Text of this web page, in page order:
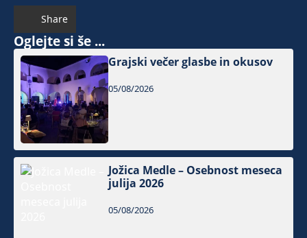
Share
Oglejte si še ...
Grajski večer glasbe in okusov
05/08/2026
Jožica Medle – Osebnost meseca
julija 2026
05/08/2026